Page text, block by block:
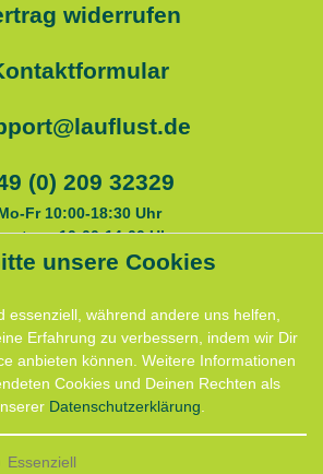
widerrufen
(0) 209 32329
Fr 10:00-18:30 Uhr
10:00-14:00 Uhr
Anfahrt
Kontaktformular
für Hundeberatung
CaniX Seminare
Lauf Seminar
Laufen mit Lauflust
unsere Cookies
essenziell, während andere uns helfen,
Erfahrung zu verbessern, indem wir Dir
anbieten können. Weitere Informationen
Cookies und Deinen Rechten als
Daten­schutz­erklärung
Essenziell